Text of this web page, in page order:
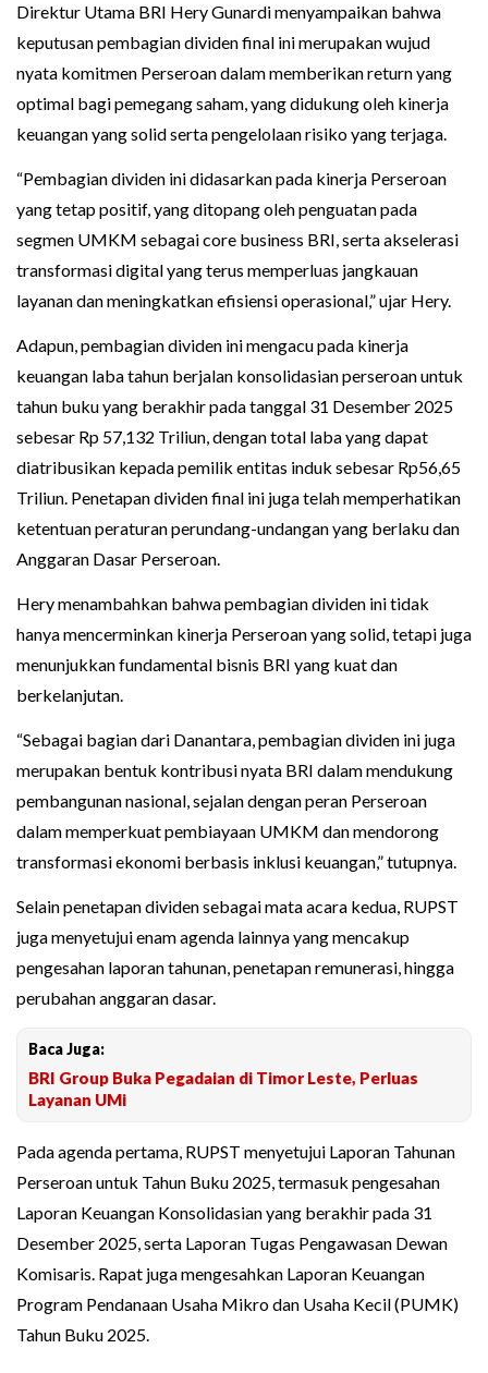
Direktur Utama BRI Hery Gunardi menyampaikan bahwa
keputusan pembagian dividen final ini merupakan wujud
nyata komitmen Perseroan dalam memberikan return yang
optimal bagi pemegang saham, yang didukung oleh kinerja
keuangan yang solid serta pengelolaan risiko yang terjaga.
“Pembagian dividen ini didasarkan pada kinerja Perseroan
yang tetap positif, yang ditopang oleh penguatan pada
segmen UMKM sebagai core business BRI, serta akselerasi
transformasi digital yang terus memperluas jangkauan
layanan dan meningkatkan efisiensi operasional,” ujar Hery.
Adapun, pembagian dividen ini mengacu pada kinerja
keuangan laba tahun berjalan konsolidasian perseroan untuk
tahun buku yang berakhir pada tanggal 31 Desember 2025
sebesar Rp 57,132 Triliun, dengan total laba yang dapat
diatribusikan kepada pemilik entitas induk sebesar Rp56,65
Triliun. Penetapan dividen final ini juga telah memperhatikan
ketentuan peraturan perundang-undangan yang berlaku dan
Anggaran Dasar Perseroan.
Hery menambahkan bahwa pembagian dividen ini tidak
hanya mencerminkan kinerja Perseroan yang solid, tetapi juga
menunjukkan fundamental bisnis BRI yang kuat dan
berkelanjutan.
“Sebagai bagian dari Danantara, pembagian dividen ini juga
merupakan bentuk kontribusi nyata BRI dalam mendukung
pembangunan nasional, sejalan dengan peran Perseroan
dalam memperkuat pembiayaan UMKM dan mendorong
transformasi ekonomi berbasis inklusi keuangan,” tutupnya.
Selain penetapan dividen sebagai mata acara kedua, RUPST
juga menyetujui enam agenda lainnya yang mencakup
pengesahan laporan tahunan, penetapan remunerasi, hingga
perubahan anggaran dasar.
Baca Juga:
BRI Group Buka Pegadaian di Timor Leste, Perluas
Layanan UMi
Pada agenda pertama, RUPST menyetujui Laporan Tahunan
Perseroan untuk Tahun Buku 2025, termasuk pengesahan
Laporan Keuangan Konsolidasian yang berakhir pada 31
Desember 2025, serta Laporan Tugas Pengawasan Dewan
Komisaris. Rapat juga mengesahkan Laporan Keuangan
Program Pendanaan Usaha Mikro dan Usaha Kecil (PUMK)
Tahun Buku 2025.